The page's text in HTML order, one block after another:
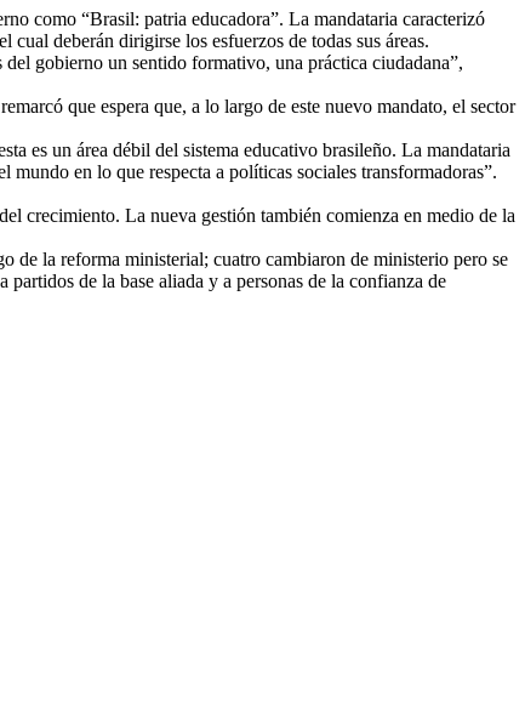
como “Brasil: patria educadora”. La mandataria caracterizó
deberán dirigirse los esfuerzos de todas sus áreas.
gobierno un sentido formativo, una práctica ciudadana”,
que espera que, a lo largo de este nuevo mandato, el sector
es un área débil del sistema educativo brasileño. La mandataria
en lo que respecta a políticas sociales transformadoras”.
crecimiento. La nueva gestión también comienza en medio de la
de la reforma ministerial; cuatro cambiaron de ministerio pero se
de la base aliada y a personas de la confianza de